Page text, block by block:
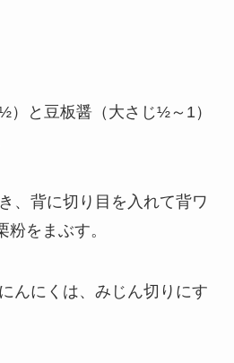
と豆板醤（大さじ½～1）
、背に切り目を入れて背ワ
をまぶす。
んにくは、みじん切りにす